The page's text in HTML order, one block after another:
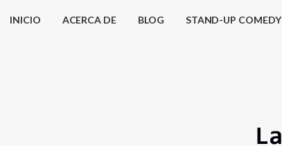
INICIO ACERCA DE BLOG STAND-UP COMEDY